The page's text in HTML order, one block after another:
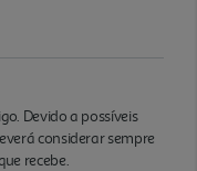
Devido a possíveis
considerar sempre
recebe.